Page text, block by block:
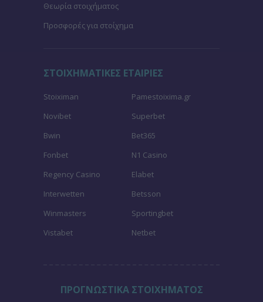
Θεωρία στοιχήματος
Προσφορές για στοίχημα
ΣΤΟΙΧΗΜΑΤΙΚΕΣ ΕΤΑΙΡΙΕΣ
Stoiximan
Pamestoixima.gr
Novibet
Superbet
Bwin
Bet365
Fonbet
N1 Casino
Regency Casino
Elabet
Interwetten
Betsson
Winmasters
Sportingbet
Vistabet
Netbet
ΠΡΟΓΝΩΣΤΙΚΑ ΣΤΟΙΧΗΜΑΤΟΣ